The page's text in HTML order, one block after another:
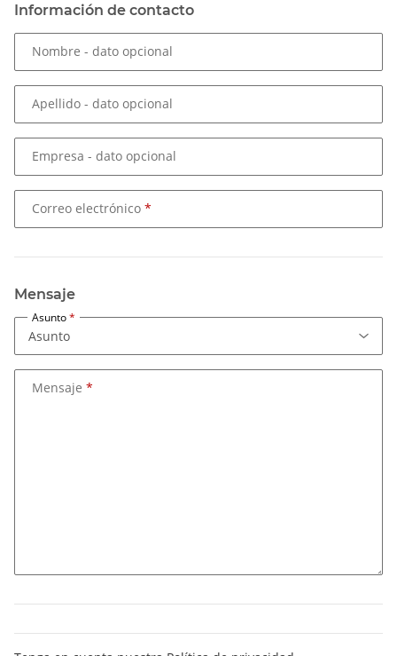
Información de contacto
Nombre - dato opcional
Apellido - dato opcional
Empresa - dato opcional
Correo electrónico
Mensaje
Asunto
Mensaje